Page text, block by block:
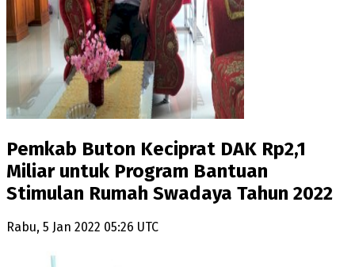
Pemkab Buton Keciprat DAK Rp2,1
Miliar untuk Program Bantuan
Stimulan Rumah Swadaya Tahun 2022
Rabu, 5 Jan 2022 05:26 UTC